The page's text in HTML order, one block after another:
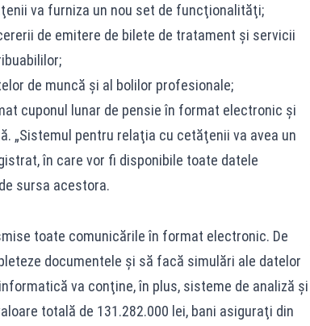
va furniza un nou set de funcţionalităţi;
de emitere de bilete de tratament şi servicii
de muncă şi al bolilor profesionale;
cuponul lunar de pensie în format electronic şi
„Sistemul pentru relaţia cu cetăţenii va avea un
în care vor fi disponibile toate datele
sursa acestora.
toate comunicările în format electronic. De
documentele şi să facă simulări ale datelor
va conţine, în plus, sisteme de analiză şi
totală de 131.282.000 lei, bani asiguraţi din